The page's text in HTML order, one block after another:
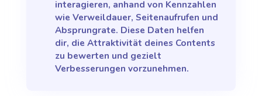
interagieren, anhand von Kennzahlen
wie Verweildauer, Seitenaufrufen und
Absprungrate. Diese Daten helfen
dir, die Attraktivität deines Contents
zu bewerten und gezielt
Verbesserungen vorzunehmen.